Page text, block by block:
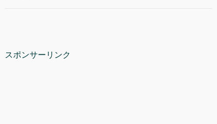
スポンサーリンク